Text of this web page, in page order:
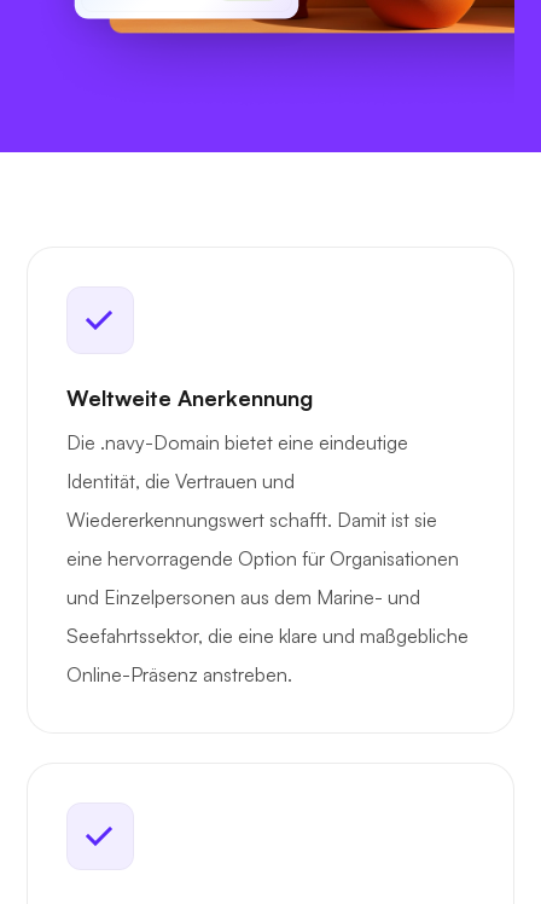
Weltweite Anerkennung
Die .navy-Domain bietet eine eindeutige
Identität, die Vertrauen und
Wiedererkennungswert schafft. Damit ist sie
eine hervorragende Option für Organisationen
und Einzelpersonen aus dem Marine- und
Seefahrtssektor, die eine klare und maßgebliche
Online-Präsenz anstreben.